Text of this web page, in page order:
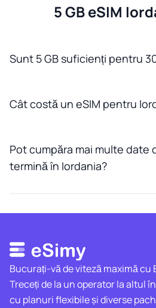
5 GB eSIM
Sunt 5 GB suficienți pentru
Cât costă un eSIM pentru
Pot cumpăra mai multe date
termină în Iordania?
Bucurați-vă de viteză maximă cu
Treceți de la un operator la altul
cu planuri flexibile și diverse